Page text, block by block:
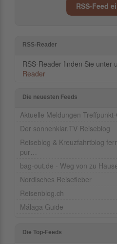
RSS-Feed
RSS-Reader
RSS-Reader finden Sie unter
Reader
Die neuesten Feeds
Aktuelle Meldungen
Der sonnenklar.TV Reiseblog
Reiseblog & Kreuzfahrtblog
pur…
bag-out.de - Weg von zu
Nordisches Reisefieber
Reisenblog.ch
Málaga Guide
Die Top-Feeds